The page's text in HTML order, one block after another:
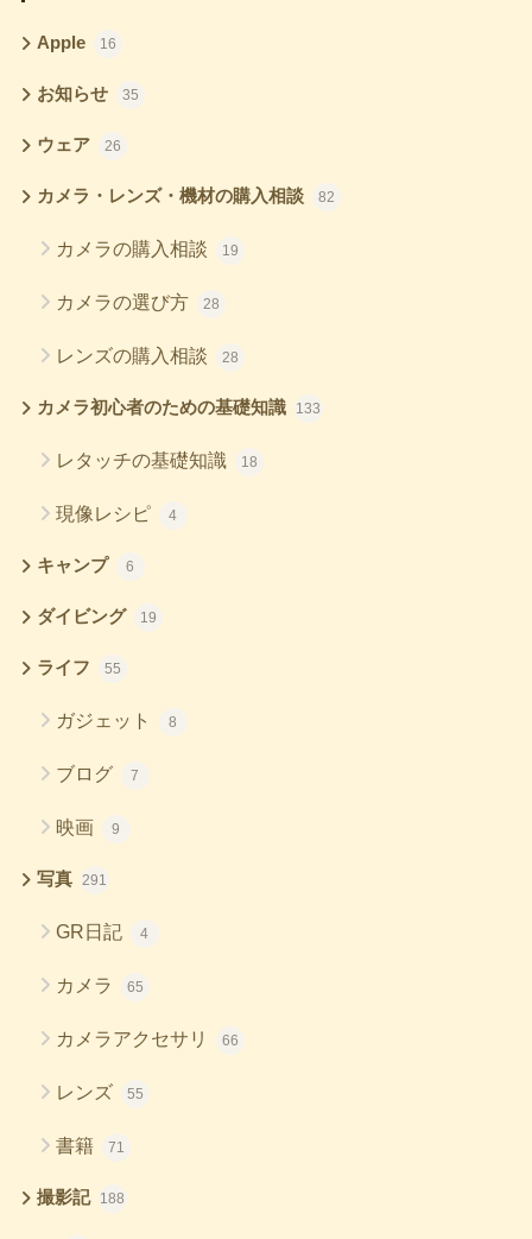
Apple 16
お知らせ 35
ウェア 26
カメラ・レンズ・機材の購入相談 82
カメラの購入相談 19
カメラの選び方 28
レンズの購入相談 28
カメラ初心者のための基礎知識 133
レタッチの基礎知識 18
現像レシピ 4
キャンプ 6
ダイビング 19
ライフ 55
ガジェット 8
ブログ 7
映画 9
写真 291
GR日記 4
カメラ 65
カメラアクセサリ 66
レンズ 55
書籍 71
撮影記 188